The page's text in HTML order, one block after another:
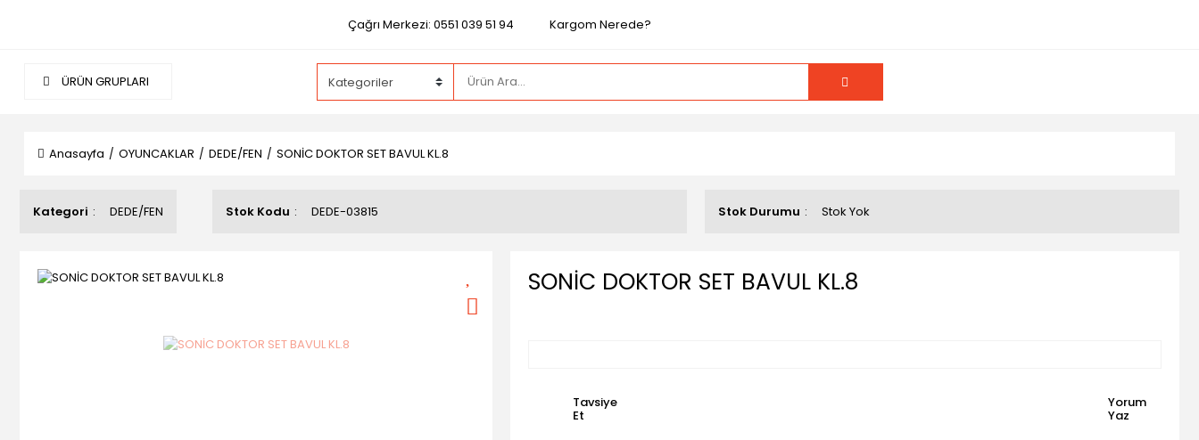
Çağrı Merkezi: 0551 039 51 94 Kargom Nerede?
ÜRÜN GRUPLARI
Anasayfa OYUNCAKLAR DEDE/FEN SONİC DOKTOR SET BAVUL KL.8
Kategori DEDE/FEN Stok Kodu DEDE-03815 Stok Durumu Stok Yok
SONİC DOKTOR SET BAVUL KL.8
Tavsiye
Et
Yorum
Yaz